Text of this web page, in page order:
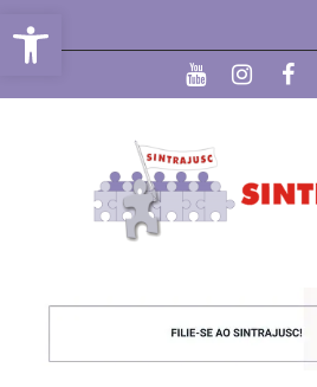
Abrir a barra de ferramentas